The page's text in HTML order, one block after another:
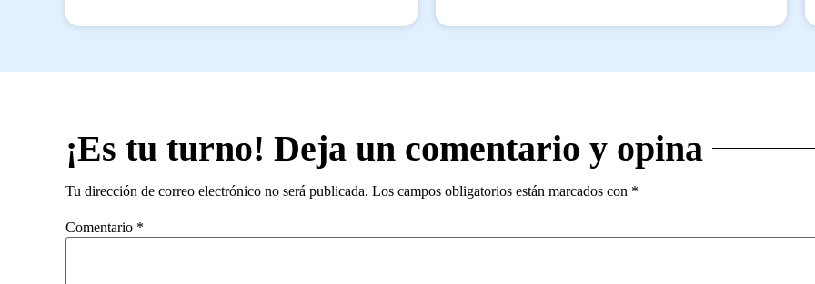
¡Es tu turno! Deja un comentario y opina
Tu dirección de correo electrónico no será publicada. Los campos obligatorios están marcados con *
Comentario *